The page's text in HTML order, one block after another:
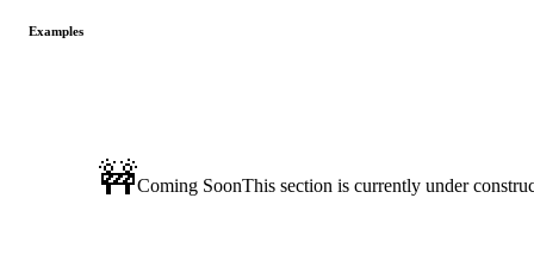
Examples
🚧Coming SoonThis section is currently under